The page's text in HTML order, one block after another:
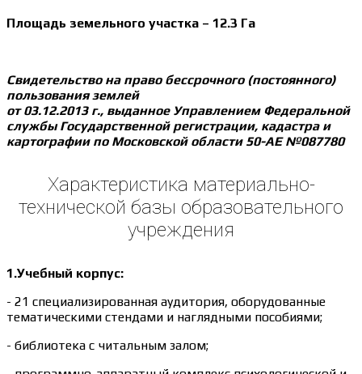
Площадь земельного участка – 12.3 Га
Свидетельство на право бессрочного (постоянного)
пользования землей
от 03.12.2013 г., выданное Управлением Федеральной
службы Государственной регистрации, кадастра и
картографии по Московской области 50-АЕ №087780
Характеристика материально-
технической базы образовательного
учреждения
1.Учебный корпус:
- 21 специализированная аудитория, оборудованные
тематическими стендами и наглядными пособиями;
- библиотека с читальным залом;